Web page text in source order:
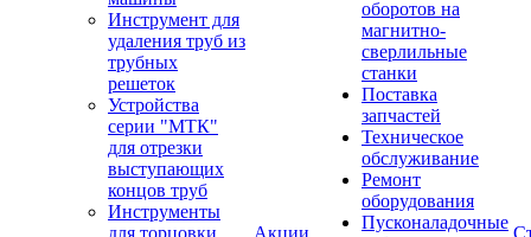
Инструмент для
удаления труб из
трубных
решеток
Устройства
серии "МТК"
для отрезки
выступающих
концов труб
Инструменты
для торцовки
Акции
оборотов на
магнитно-
сверлильные
станки
Поставка
запчастей
Техническое
обслуживание
Ремонт
оборудования
Пусконаладочные